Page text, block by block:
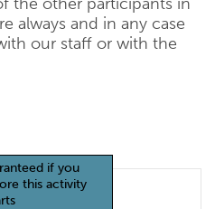
always and in any case
our staff or with the
if you
this activity